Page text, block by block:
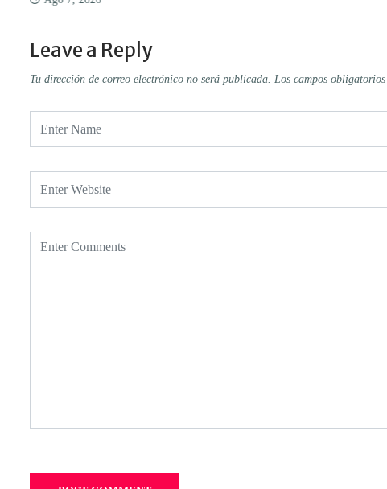
Leave a Reply
Tu dirección de correo electrónico no será publicada. Los campos